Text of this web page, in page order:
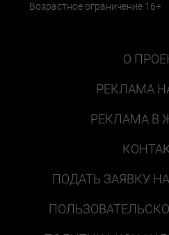
Возрастное ограничение 16+
О
РЕКЛАМА
РЕКЛАМА В
ПОДАТЬ ЗАЯВКУ